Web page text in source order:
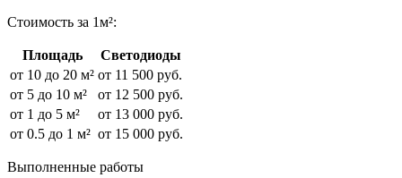
Стоимость за 1м²:
Площадь
Светодиоды
от 10 до 20 м² от 11 500 руб.
от 5 до 10 м²
от 12 500 руб.
от 1 до 5 м²
от 13 000 руб.
от 0.5 до 1 м² от 15 000 руб.
Выполненные работы